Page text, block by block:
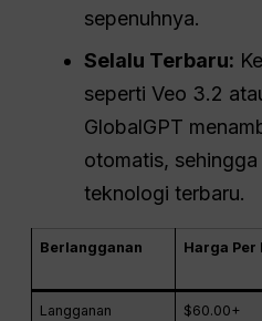
sepenuhnya.
Selalu Terbaru:
seperti Veo 3.2
GlobalGPT
otomatis,
teknologi terbaru.
Berlangganan Harga Per
Langganan
$60.00+